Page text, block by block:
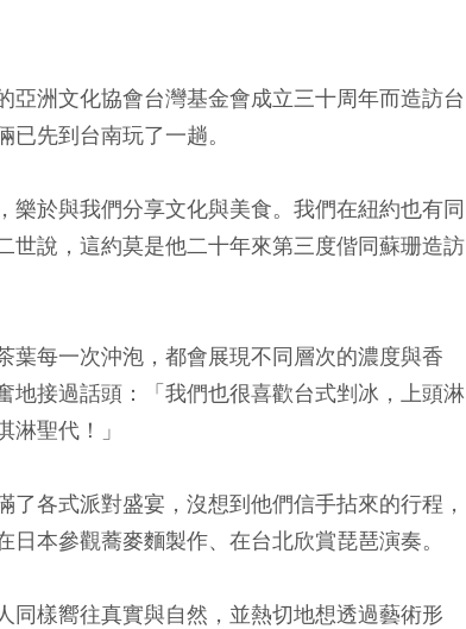
洲文化協會台灣基金會成立三十周年而造訪台
先到台南玩了一趟。
樂於與我們分享文化與美食。我們在紐約也有同
說，這約莫是他二十年來第三度偕同蘇珊造訪
葉每一次沖泡，都會展現不同層次的濃度與香
接過話頭：「我們也很喜歡台式剉冰，上頭淋
聖代！」
各式派對盛宴，沒想到他們信手拈來的行程，
本參觀蕎麥麵製作、在台北欣賞琵琶演奏。
樣嚮往真實與自然，並熱切地想透過藝術形